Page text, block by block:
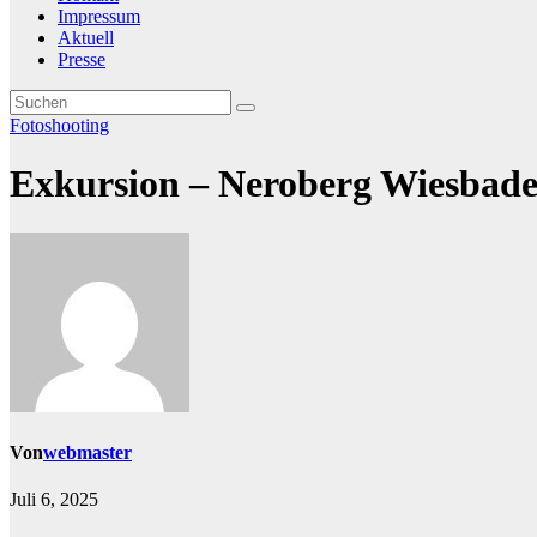
Impressum
Aktuell
Presse
Fotoshooting
Exkursion – Neroberg
Vonwebmaster
Juli 6, 2025